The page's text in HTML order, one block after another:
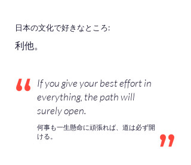
日本の文化で好きなところ:
利他。
If you give your best effort in
everything, the path will
surely open.
何事も一生懸命に頑張れば、道は必ず開
ける。